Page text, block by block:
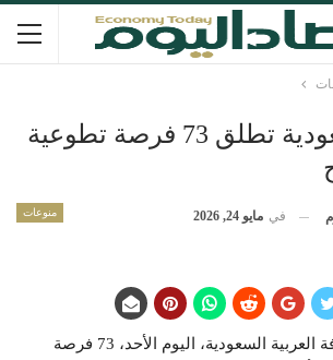
الكشافة السعودية تطلق 73 فرصة تطوعية
منوعات في مايو 24, 2026
أطلقت جمعية الكشافة العربية السعودية، اليوم الأحد، 73 فرصة